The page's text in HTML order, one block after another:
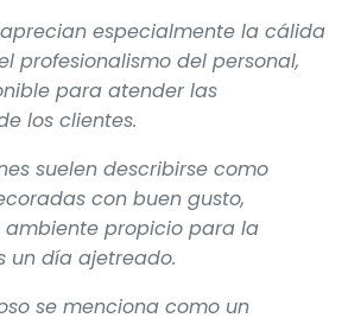
especialmente la cálida
profesionalismo del personal,
para atender las
los clientes.
suelen describirse como
con buen gusto,
ambiente propicio para la
un día ajetreado.
se menciona como un